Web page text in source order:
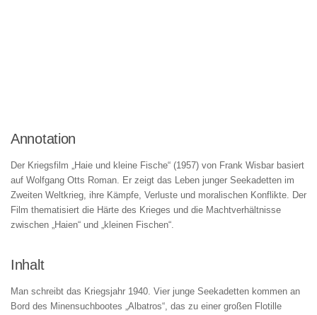
Annotation
Der Kriegsfilm „Haie und kleine Fische“ (1957) von Frank Wisbar basiert
auf Wolfgang Otts Roman. Er zeigt das Leben junger Seekadetten im
Zweiten Weltkrieg, ihre Kämpfe, Verluste und moralischen Konflikte. Der
Film thematisiert die Härte des Krieges und die Machtverhältnisse
zwischen „Haien“ und „kleinen Fischen“.
Inhalt
Man schreibt das Kriegsjahr 1940. Vier junge Seekadetten kommen an
Bord des Minensuchbootes „Albatros“, das zu einer großen Flotille